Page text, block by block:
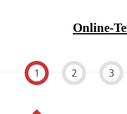
Online-
1 2 3